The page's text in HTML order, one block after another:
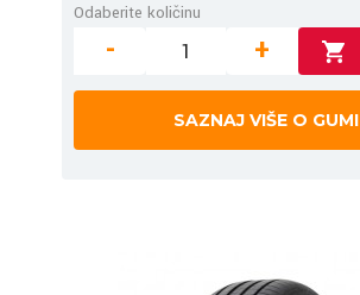
Odaberite količinu
- +
SAZNAJ VIŠE O GUMI